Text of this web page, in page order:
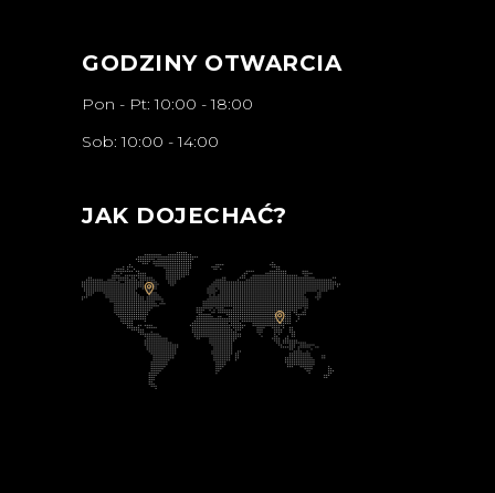
GODZINY OTWARCIA
Pon - Pt: 10:00 - 18:00
Sob: 10:00 - 14:00
JAK DOJECHAĆ?